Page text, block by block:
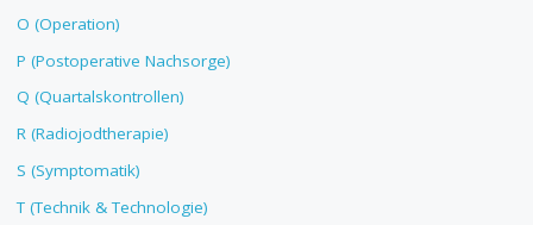
O (Operation)
P (Postoperative Nachsorge)
Q (Quartalskontrollen)
R (Radiojodtherapie)
S (Symptomatik)
T (Technik & Technologie)